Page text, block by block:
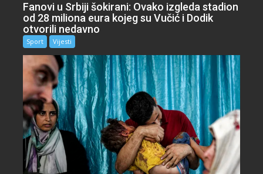
Fanovi u Srbiji šokirani: Ovako izgleda stadion
od 28 miliona eura kojeg su Vučić i Dodik
otvorili nedavno
Sport Vijesti